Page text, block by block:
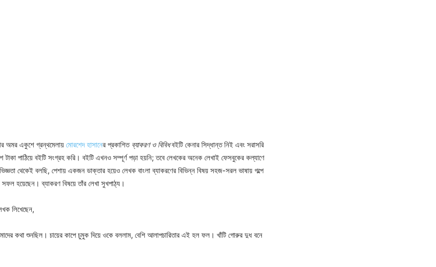
অমর একুশে গ্রন্থমেলায় মোরশেদ হাসানের প্রকাশিত ব্যাকরণ ও বিবিধবইটি কেনার সিদ্ধান্ত নিই এবং সরাসরি
টাকা পাঠিয়ে বইটি সংগ্রহ করি। বইটি এখনও সম্পূর্ণ পড়া হয়নি; তবে লেখকের অনেক লেখাই ফেসবুকের কল্যাণে
থেকেই বলছি, পেশায় একজন ডাক্তার হয়েও লেখক বাংলা ব্যাকরণের বিভিন্ন বিষয় সহজ-সরল ভাষায় গল্পে
সফল হয়েছেন। ব্যাকরণ বিষয়ে তাঁর লেখা সুখপাঠ্য।
লিখেছেন,
কথা শুনছিল। চায়ের কাপে চুমুক দিয়ে ওকে বললাম, বেশি আলাপচারিতার এই হল ফল। খাঁটি গোরুর দুধ বনে